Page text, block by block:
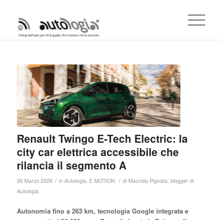
Renault Twingo E-Tech Electric: la
city car elettrica accessibile che
rilancia il segmento A
26 Marzo 2026 / in Autologia E MOTION / di Maurizio Pignata, blogger di
Autologia
Autonomia fino a 263 km, tecnologia Google integrata e